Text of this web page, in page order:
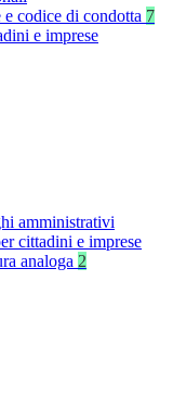
codice di condotta 7
e imprese
amministrativi
cittadini e imprese
analoga 2